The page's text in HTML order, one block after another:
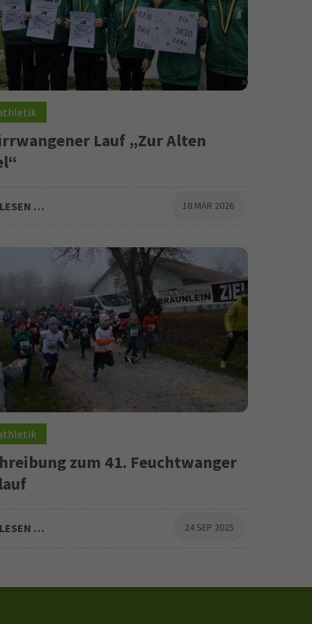
Lauf „Zur Alten
Mannschaftsleistung und zahlreichen
… 18 MÄR 2026
zum 41. Feuchtwanger
… 24 SEP 2025